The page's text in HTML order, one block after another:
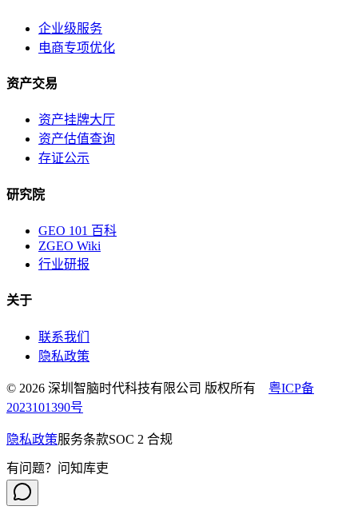
企业级服务
电商专项优化
资产交易
资产挂牌大厅
资产估值查询
存证公示
研究院
GEO 101 百科
ZGEO Wiki
行业研报
关于
联系我们
隐私政策
© 2026 深圳智脑时代科技有限公司 版权所有 粤ICP备
2023101390号
隐私政策服务条款SOC 2 合规
有问题？问知库吏